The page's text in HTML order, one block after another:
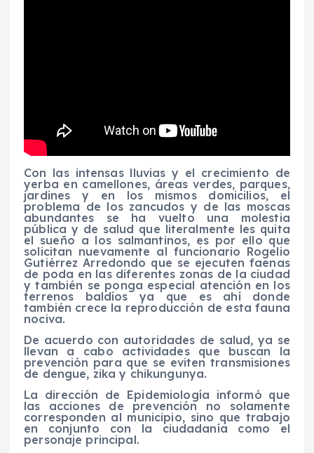
Con las intensas lluvias y el crecimiento de
yerba en camellones, áreas verdes, parques,
jardines y en los mismos domicilios, el
problema de los zancudos y de las moscas
abundantes se ha vuelto una molestia
pública y de salud que literalmente les quita
el sueño a los salmantinos, es por ello que
solicitan nuevamente al funcionario Rogelio
Gutiérrez Arredondo que se ejecuten faenas
de poda en las diferentes zonas de la ciudad
y también se ponga especial atención en los
terrenos baldíos ya que es ahí donde
también crece la reproducción de esta fauna
nociva.
De acuerdo con autoridades de salud, ya se
llevan a cabo actividades que buscan la
prevención para que se eviten transmisiones
de dengue, zika y chikungunya.
La dirección de Epidemiología informó que
las acciones de prevención no solamente
corresponden al municipio, sino que trabajo
en conjunto con la ciudadanía como el
personaje principal.